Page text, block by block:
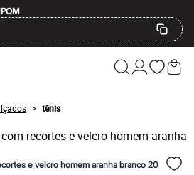
> tênis
e velcro homem aranha branco 20